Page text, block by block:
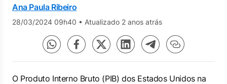
Ana Paula Ribeiro
28/03/2024 09h40 • Atualizado 2 anos atrás
O Produto Interno Bruto (PIB) dos Estados Unidos na